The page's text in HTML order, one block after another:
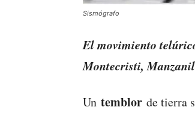
Sismógrafo
El movimiento
Montecristi,
Un temblor de tierra